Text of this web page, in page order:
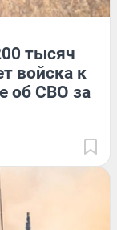
тысяч
войска к
об СВО за